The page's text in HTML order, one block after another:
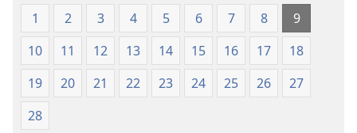
Lẹdogbedevomẹ
Aihọn
Yọyọ
Tọn
(Zinjẹgbonu
Aihọn
Yọyọ
Tọn
(Zinjẹgbonu
1 2 3 4 5 6 7 8
9
10
11 12 13 14 15 16 17
18
19
20 21 22 23 24 25 26
27
28